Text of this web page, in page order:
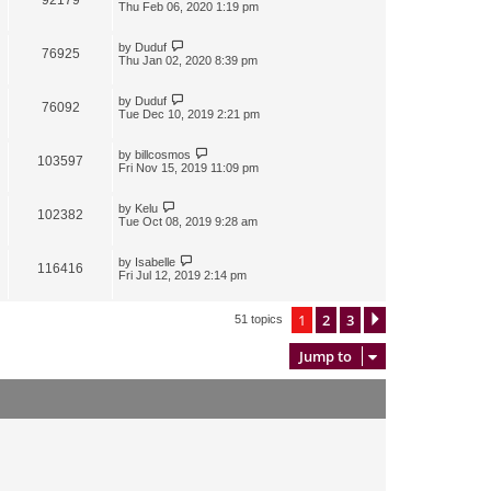
Thu Feb 06, 2020 1:19 pm
76925 by Duduf
Thu Jan 02, 2020 8:39 pm
76092 by Duduf
Tue Dec 10, 2019 2:21 pm
103597 by billcosmos
Fri Nov 15, 2019 11:09 pm
102382 by Kelu
Tue Oct 08, 2019 9:28 am
116416 by Isabelle
Fri Jul 12, 2019 2:14 pm
51 topics 1 2 3
Jump to